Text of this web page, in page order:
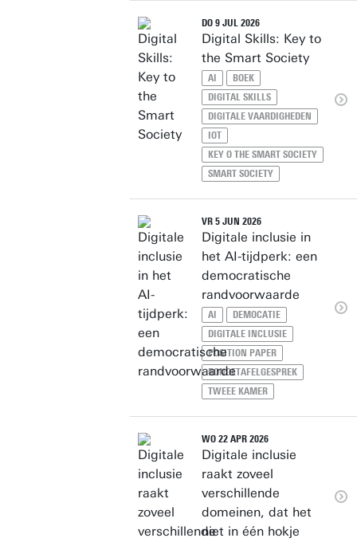
DO 9 JUL 2026
Digital Skills: Key to
the Smart Society
AI
BOEK
DIGITAL SKILLS
DIGITALE VAARDIGHEDEN
IOT
KEY O THE SMART SOCIETY
SMART SOCIETY
VR 5 JUN 2026
Digitale inclusie in
het AI-tijdperk: een
democratische
randvoorwaarde
AI
DEMOCATIE
DIGITALE INCLUSIE
POSITION PAPER
RONDETAFELGESPREK
TWEEE KAMER
WO 22 APR 2026
Digitale inclusie
raakt zoveel
verschillende
domeinen, dat het
niet in één hokje